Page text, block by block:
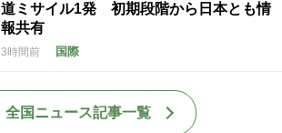
道ミサイル1発 初期段階から日本とも情
報共有
3時間前 国際
全国ニュース記事一覧